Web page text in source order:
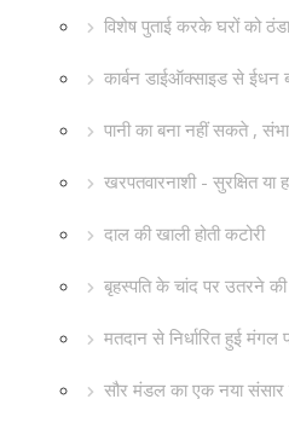
विशेष पुताई करके घरों को
कार्बन डाईऑक्साइड से ईधन
पानी का बना नहीं सकते ,
खरपतवारनाशी - सुरक्षित या
दाल की खाली होती कटोरी
बृहस्पति के चांद पर उतरने
मतदान से निर्धारित हुई
सौर मंडल का एक नया संसार